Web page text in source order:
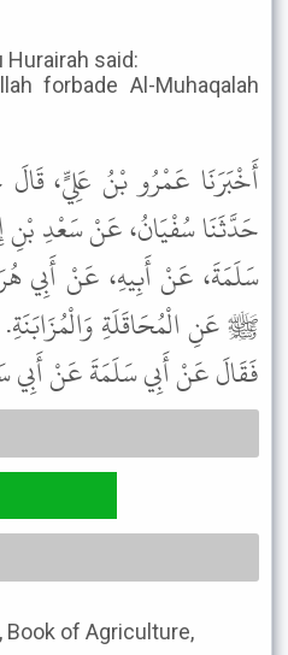
Hurairah said:
forbade Al-Muhaqalah
أَخْبَرَنَا عَمْرُو بْنُ عَلِيٍّ،
حَدَّثَنَا سُفْيَانُ، عَنْ سَعْدِ بْنِ
سَلَمَةَ، عَنْ أَبِيهِ، عَنْ أَبِي
ﷺ عَنِ الْمُحَاقَلَةِ
فَقَالَ عَنْ أَبِي سَلَمَةَ عَنْ أَبِي
Book of Agriculture,